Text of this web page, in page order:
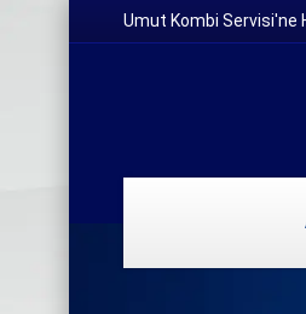
Umut Kombi Servisi'ne